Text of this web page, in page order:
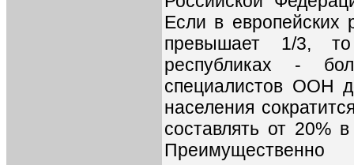
Если в европейских
превышает 1/3,
республиках -
специалистов ООН
населения
составлять от 20%